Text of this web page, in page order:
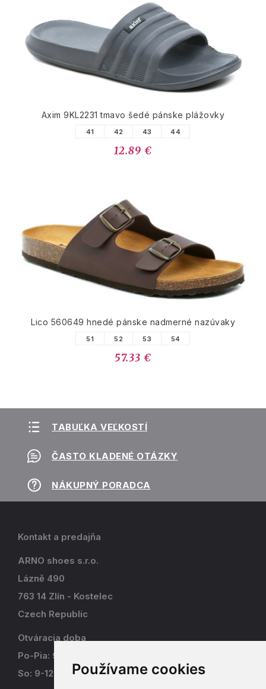
Používame cookies
Axim 9KL2231 tmavo šedé pánske plážovky
41 42 43 44
12.89 €
Lico 560649 hnedé pánske nadmerné nazúvaky
51 52 53 54
57.33 €
TABUĽKA VEĽKOSTÍ
ČASTO KLADENÉ OTÁZKY
NÁKUPNÝ PORADCA
Kontakt a predajňa
ARNO shoes s.r.o.
Lázně 490
763 14 Zlín - Kostelec
Czech Republic
Otváracia doba
Po-Pia: 9-17
So: 9-12